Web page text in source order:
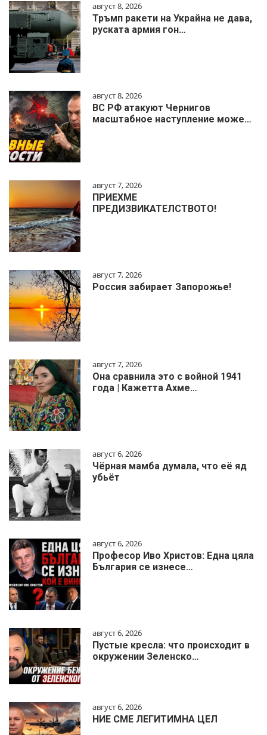
август 8, 2026
Тръмп ракети на Украйна не дава,
руската армия гон…
август 8, 2026
ВС РФ атакуют Чернигов
масштабное наступление може…
август 7, 2026
ПРИЕХМЕ
ПРЕДИЗВИКАТЕЛСТВОТО!
август 7, 2026
Россия забирает Запорожье!
август 7, 2026
Она сравнила это с войной 1941
года | Кажетта Ахме…
август 6, 2026
Чёрная мамба думала, что её яд
убьёт
август 6, 2026
Професор Иво Христов: Една цяла
България се изнесе…
август 6, 2026
Пустые кресла: что происходит в
окружении Зеленско…
август 6, 2026
НИЕ СМЕ ЛЕГИТИМНА ЦЕЛ